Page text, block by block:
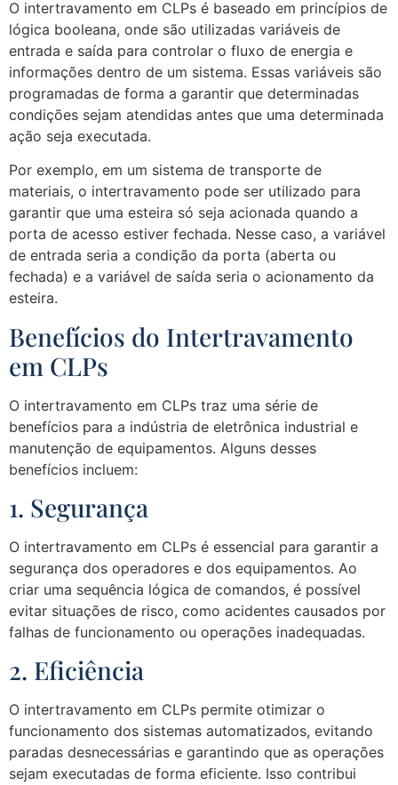
O intertravamento em CLPs é baseado em princípios de
lógica booleana, onde são utilizadas variáveis de
entrada e saída para controlar o fluxo de energia e
informações dentro de um sistema. Essas variáveis são
programadas de forma a garantir que determinadas
condições sejam atendidas antes que uma determinada
ação seja executada.
Por exemplo, em um sistema de transporte de
materiais, o intertravamento pode ser utilizado para
garantir que uma esteira só seja acionada quando a
porta de acesso estiver fechada. Nesse caso, a variável
de entrada seria a condição da porta (aberta ou
fechada) e a variável de saída seria o acionamento da
esteira.
Benefícios do Intertravamento
em CLPs
O intertravamento em CLPs traz uma série de
benefícios para a indústria de eletrônica industrial e
manutenção de equipamentos. Alguns desses
benefícios incluem:
1. Segurança
O intertravamento em CLPs é essencial para garantir a
segurança dos operadores e dos equipamentos. Ao
criar uma sequência lógica de comandos, é possível
evitar situações de risco, como acidentes causados por
falhas de funcionamento ou operações inadequadas.
2. Eficiência
O intertravamento em CLPs permite otimizar o
funcionamento dos sistemas automatizados, evitando
paradas desnecessárias e garantindo que as operações
sejam executadas de forma eficiente. Isso contribui